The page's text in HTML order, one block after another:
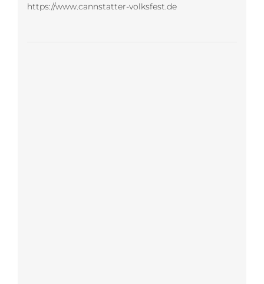
https://www.cannstatter-volksfest.de